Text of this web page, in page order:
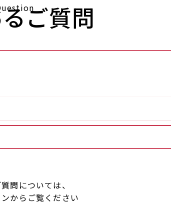
ご質問
問については、
からご覧ください